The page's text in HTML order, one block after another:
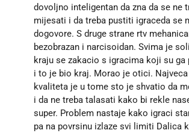
dovoljno inteligentan da zna da se ne
mijesati i da treba pustiti igraceda se
dogovore. S druge strane rtv
bezobrazan i narcisoidan. Svima je
kraju se zakacio s igracima koji su
i to je bio kraj. Morao je otici.
kvaliteta je u tome sto je shvatio da
i da ne treba talasati kako bi rekle
super. Problem nastaje kako igraci
pa na povrsinu izlaze svi limiti Dalica